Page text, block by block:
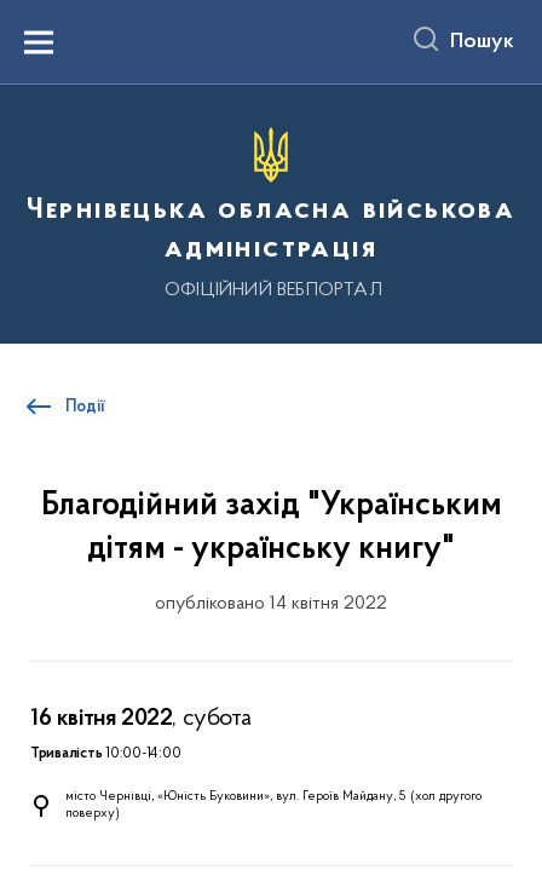
вмістуMenu Пошук
Чернівецька обласна військова
адміністрація
ОФІЦІЙНИЙ ВЕБПОРТАЛ
Події
Благодійний захід "Українським
дітям - українську книгу"
опубліковано 14 квітня 2022
16 квітня 2022, субота
Тривалість 10:00-14:00
місто Чернівці, «Юність Буковини», вул. Героїв Майдану, 5 (хол другого
поверху)